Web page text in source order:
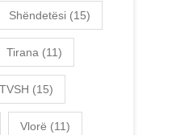
Shëndetësi (15)
Tirana (11)
TVSH (15)
Vlorë (11)